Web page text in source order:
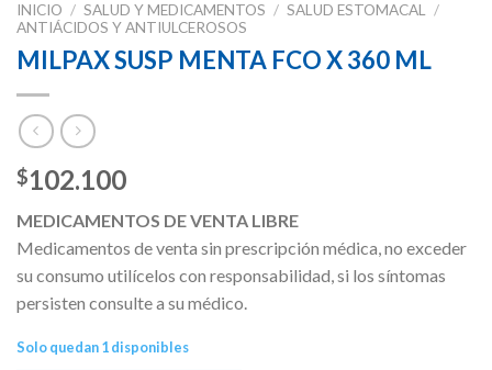
INICIO / SALUD Y MEDICAMENTOS / SALUD ESTOMACAL
/
ANTIÁCIDOS Y ANTIULCEROSOS
MILPAX SUSP MENTA FCO X 360 ML
$102.100
MEDICAMENTOS DE VENTA LIBRE
Medicamentos de venta sin prescripción médica, no exceder
su consumo utilícelos con responsabilidad, si los síntomas
persisten consulte a su médico.
Solo quedan 1 disponibles